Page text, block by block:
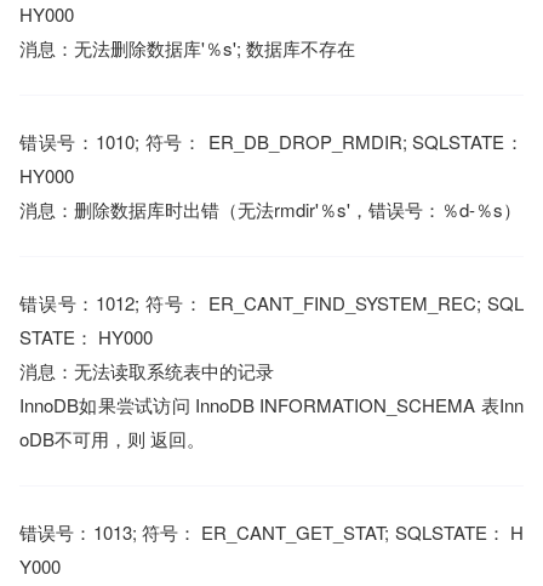
HY000
消息：无法删除数据库'％s'; 数据库不存在
错误号：1010; 符号： ER_DB_DROP_RMDIR; SQLSTATE：
HY000
消息：删除数据库时出错（无法rmdir'％s'，错误号：％d-％s）
错误号：1012; 符号： ER_CANT_FIND_SYSTEM_REC; SQL
STATE： HY000
消息：无法读取系统表中的记录
InnoDB如果尝试访问 InnoDB INFORMATION_SCHEMA 表Inn
oDB不可用，则 返回。
错误号：1013; 符号： ER_CANT_GET_STAT; SQLSTATE： H
Y000